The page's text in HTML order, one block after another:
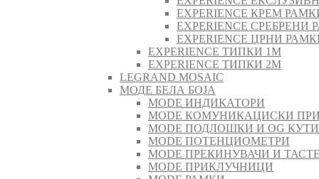
EXPERIENCE КРЕМ
EXPERIENCE СРЕБРЕНИ
EXPERIENCE ЦРНИ
EXPERIENCE ТИПКИ 1M
EXPERIENCE ТИПКИ 2М
LEGRAND MOSAIC
МОДЕ БЕЛА БОЈА
MODE ИНДИКАТОРИ
MODE КОМУНИКАЦИСКИ
MODE ПОДЛОШКИ И OG
MODE ПОТЕНЦИОМЕТРИ
MODE ПРEКИНУВАЧИ И
MODE ПРИКЛУЧНИЦИ